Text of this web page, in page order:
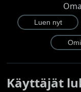
Käyttäjät